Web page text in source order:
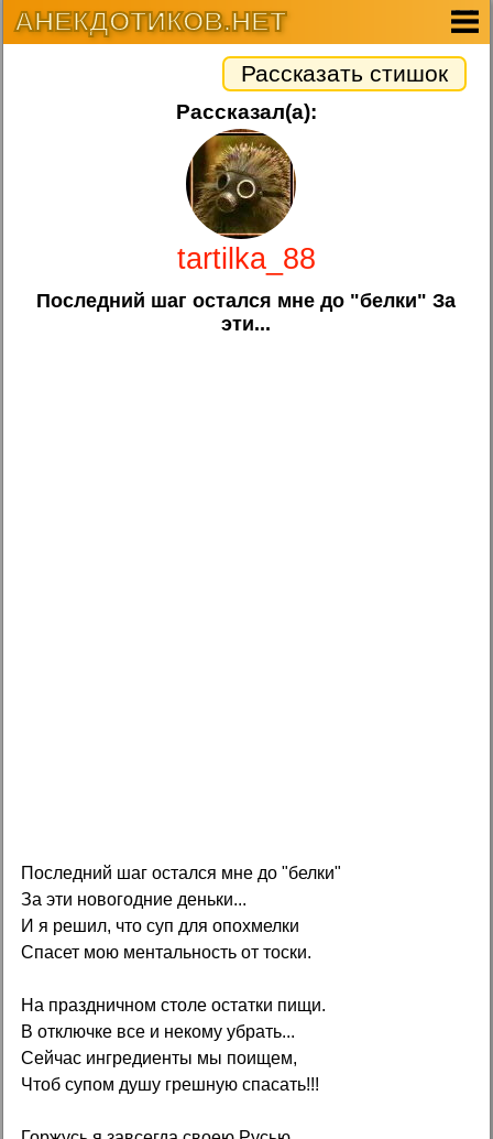
АНЕКДОТИКОВ.НЕТ
Рассказать стишок
Рассказал(а):
tartilka_88
Последний шаг остался мне до "белки" За
эти...
Последний шаг остался мне до "белки"
За эти новогодние деньки...
И я решил, что суп для опохмелки
Спасет мою ментальность от тоски.
На праздничном столе остатки пищи.
В отключке все и некому убрать...
Сейчас ингредиенты мы поищем,
Чтоб супом душу грешную спасать!!!